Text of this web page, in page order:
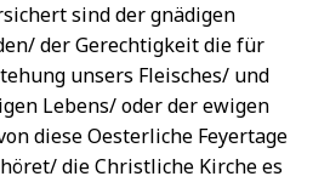
sind der gnädigen
der Gerechtigkeit die für
unsers Fleisches/ und
Lebens/ oder der ewigen
diese Oesterliche Feyertage
die Christliche Kirche es